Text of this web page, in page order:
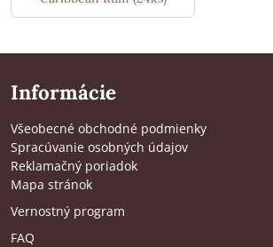
Informácie
Všeobecné obchodné podmienky
Spracúvanie osobných údajov
Reklamačný poriadok
Mapa stránok
Vernostný program
FAQ